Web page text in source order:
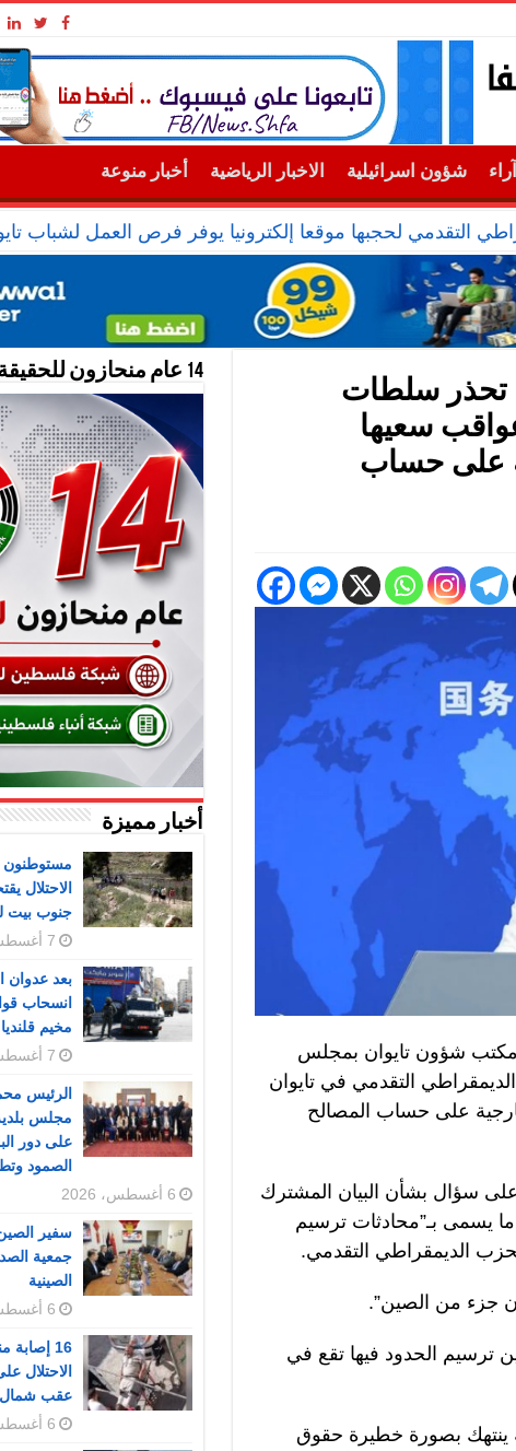
شؤون اسرائيلية الاخبار الرياضية أخبار منوعة
التقدمي لحجبها موقعا إلكترونيا يوفر فرص العمل لشباب
تحذر سلطات
سعيها
على حساب
مكتب شؤون تايوان بمجلس
التقدمي في تايوان
على حساب المصالح
سؤال بشأن البيان المشترك
ما يسمى بـ”محادثات ترسيم
الديمقراطي التقدمي.
جزء من الصين”.
ترسيم الحدود فيها تقع في
ينتهك بصورة خطيرة حقوق
14 عام منحازون للحقيقة …
أخبار مميزة
مستوطنون
الاحتلال
جنوب بيت
7 أغسطس، 2026
بعد عدوان
انسحاب
مخيم
7 أغسطس، 2026
الرئيس
مجلس
على دور
الصمود
6 أغسطس، 2026
سفير
جمعية
الصينية
6 أغسطس، 2026
16
الاحتلال
عقب
6 أغسطس، 2026